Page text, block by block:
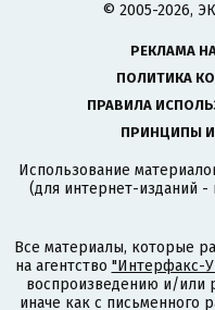
© 2005-2026,
РЕКЛАМА
ПОЛИТИКА
ПРАВИЛА
ПРИНЦИПЫ
Использование
(для интернет-изданий
Все материалы, которые
на агентство "Интерфакс-
воспроизведению и/или
иначе как с письменного